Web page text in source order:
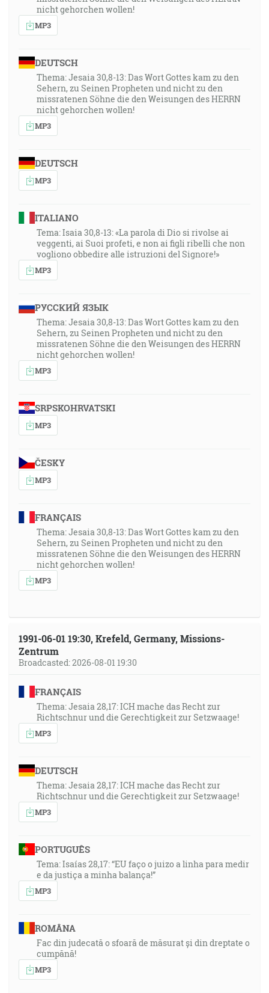
nicht gehorchen wollen!
MP3
DEUTSCH
Thema: Jesaia 30,8-13: Das Wort Gottes kam zu den
Sehern, zu Seinen Propheten und nicht zu den
missratenen Söhne die den Weisungen des HERRN
nicht gehorchen wollen!
MP3
DEUTSCH
MP3
ITALIANO
Tema: Isaia 30,8-13: «La parola di Dio si rivolse ai
veggenti, ai Suoi profeti, e non ai figli ribelli che non
vogliono obbedire alle istruzioni del Signore!»
MP3
РУССКИЙ ЯЗЫК
Thema: Jesaia 30,8-13: Das Wort Gottes kam zu den
Sehern, zu Seinen Propheten und nicht zu den
missratenen Söhne die den Weisungen des HERRN
nicht gehorchen wollen!
MP3
SRPSKOHRVATSKI
MP3
ČESKY
MP3
FRANÇAIS
Thema: Jesaia 30,8-13: Das Wort Gottes kam zu den
Sehern, zu Seinen Propheten und nicht zu den
missratenen Söhne die den Weisungen des HERRN
nicht gehorchen wollen!
MP3
1991-06-01 19:30, Krefeld, Germany, Missions-
Zentrum
Broadcasted: 2026-08-01 19:30
FRANÇAIS
Thema: Jesaia 28,17: ICH mache das Recht zur
Richtschnur und die Gerechtigkeit zur Setzwaage!
MP3
DEUTSCH
Thema: Jesaia 28,17: ICH mache das Recht zur
Richtschnur und die Gerechtigkeit zur Setzwaage!
MP3
PORTUGUÊS
Tema: Isaías 28,17: “EU faço o juizo a linha para medir
e da justiça a minha balança!”
MP3
ROMÂNA
Fac din judecată o sfoară de măsurat și din dreptate o
cumpănă!
MP3